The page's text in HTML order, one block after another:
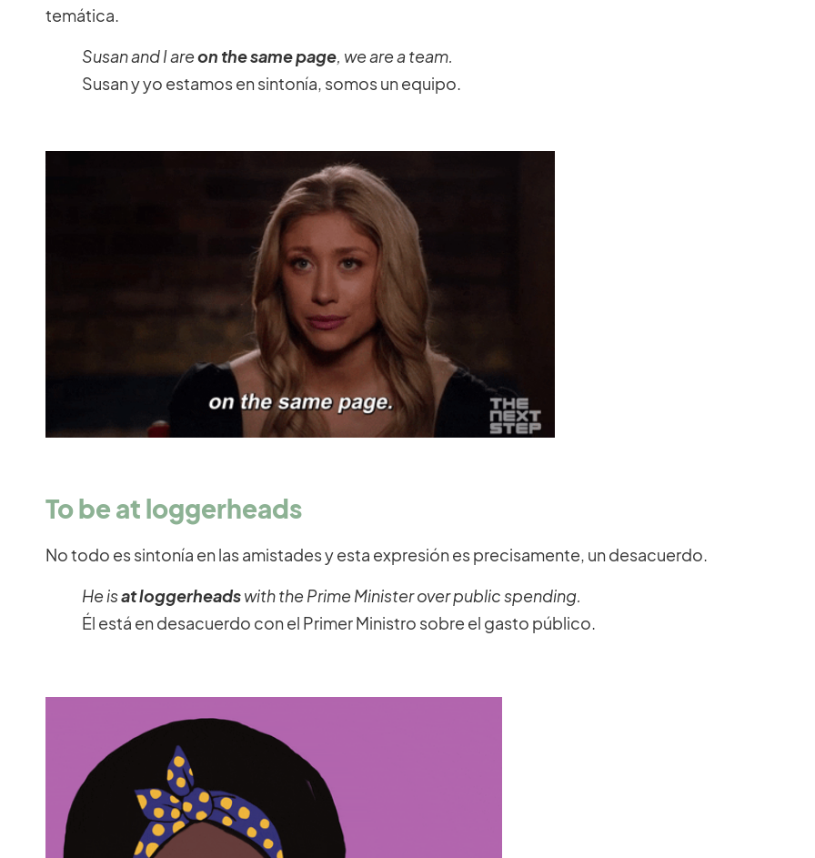
temática.
Susan and I areon the same page, we are a team.
Susan y yo estamos en sintonía, somos un equipo.
To be at loggerheads
No todo es sintonía en las amistades y esta expresión es precisamente, un desacuerdo.
He isat loggerheadswith the Prime Minister over public spending.
Él está en desacuerdo con el Primer Ministro sobre el gasto público.